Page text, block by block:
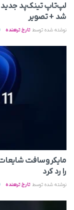
لپ‌تاپ تینک‌پد جدید
شد + تصویر
نوشته شده توسط تارخ ترهنده
را رد کرد
نوشته شده توسط تارخ ترهنده